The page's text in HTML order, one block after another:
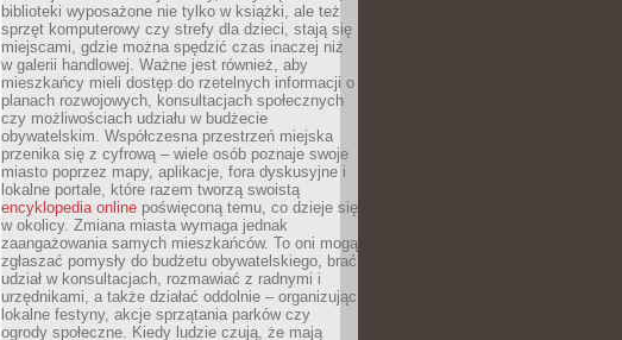
biblioteki wyposażone nie tylko w książki, ale też
sprzęt komputerowy czy strefy dla dzieci, stają się
miejscami, gdzie można spędzić czas inaczej niż
w galerii handlowej. Ważne jest również, aby
mieszkańcy mieli dostęp do rzetelnych informacji o
planach rozwojowych, konsultacjach społecznych
czy możliwościach udziału w budżecie
obywatelskim. Współczesna przestrzeń miejska
przenika się z cyfrową – wiele osób poznaje swoje
miasto poprzez mapy, aplikacje, fora dyskusyjne i
lokalne portale, które razem tworzą swoistą
encyklopedia online poświęconą temu, co dzieje się
w okolicy. Zmiana miasta wymaga jednak
zaangażowania samych mieszkańców. To oni mogą
zgłaszać pomysły do budżetu obywatelskiego, brać
udział w konsultacjach, rozmawiać z radnymi i
urzędnikami, a także działać oddolnie – organizując
lokalne festyny, akcje sprzątania parków czy
ogrody społeczne. Kiedy ludzie czują, że mają